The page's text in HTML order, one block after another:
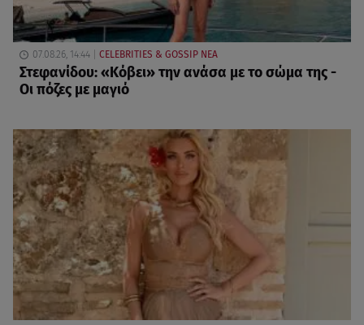
07.08.26, 14:44 CELEBRITIES & GOSSIP ΝΕΑ
Στεφανίδου: «Κόβει» την ανάσα με το σώμα της -
Οι πόζες με μαγιό